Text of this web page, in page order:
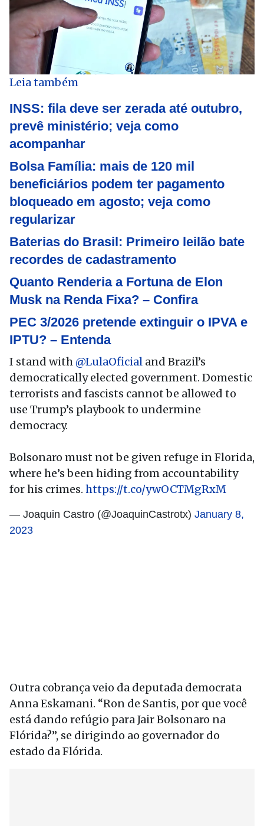
Leia também
INSS: fila deve ser zerada até outubro,
prevê ministério; veja como
acompanhar
Bolsa Família: mais de 120 mil
beneficiários podem ter pagamento
bloqueado em agosto; veja como
regularizar
Baterias do Brasil: Primeiro leilão bate
recordes de cadastramento
Quanto Renderia a Fortuna de Elon
Musk na Renda Fixa? – Confira
PEC 3/2026 pretende extinguir o IPVA e
IPTU? – Entenda
I stand with@LulaOficial and Brazil’s
democratically elected government. Domestic
terrorists and fascists cannot be allowed to
use Trump’s playbook to undermine
democracy.
Bolsonaro must not be given refuge in Florida,
where he’s been hiding from accountability
for his crimes. https://t.co/ywOCTMgRxM
— Joaquin Castro (@JoaquinCastrotx) January 8,
2023
Outra cobrança veio da deputada democrata
Anna Eskamani. “Ron de Santis, por que você
está dando refúgio para Jair Bolsonaro na
Flórida?”, se dirigindo ao governador do
estado da Flórida.